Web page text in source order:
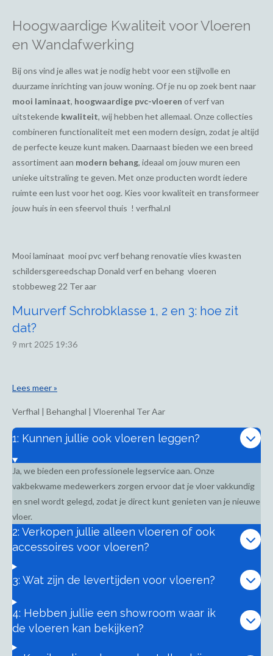
Hoogwaardige Kwaliteit voor Vloeren
en Wandafwerking
Bij ons vind je alles wat je nodig hebt voor een stijlvolle en
duurzame inrichting van jouw woning. Of je nu op zoek bent naar
mooi laminaat, hoogwaardige pvc-vloeren of verf van
uitstekende kwaliteit, wij hebben het allemaal. Onze collecties
combineren functionaliteit met een modern design, zodat je altijd
de perfecte keuze kunt maken. Daarnaast bieden we een breed
assortiment aan modern behang, ideaal om jouw muren een
unieke uitstraling te geven. Met onze producten wordt iedere
ruimte een lust voor het oog. Kies voor kwaliteit en transformeer
jouw huis in een sfeervol thuis ! verfhal.nl
Mooi laminaat mooi pvc verf behang renovatie vlies kwasten
schildersgereedschap Donald verf en behang vloeren
stobbeweg 22 Ter aar
Muurverf Schrobklasse 1, 2 en 3: hoe zit
dat?
9 mrt 2025 19:36
Lees meer »
Verfhal | Behanghal | Vloerenhal Ter Aar
1: Kunnen jullie ook vloeren leggen?
Ja, we bieden een professionele legservice aan. Onze
vakbekwame medewerkers zorgen ervoor dat je vloer vakkundig
en snel wordt gelegd, zodat je direct kunt genieten van je nieuwe
vloer.
2: Verkopen jullie alleen vloeren of ook
accessoires voor vloeren?
3: Wat zijn de levertijden voor vloeren?
4: Hebben jullie een showroom waar ik
de vloeren kan bekijken?